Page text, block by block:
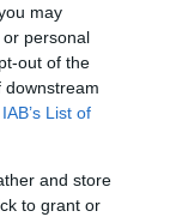
may
personal
out of the
downstream
IAB’s List of
and store
to grant or